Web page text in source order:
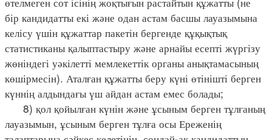
бір кандидатты екі және одан астам басшы лауазымына
келісу үшін құжаттар пакетін бергенде құқықтық
статистиканы қалыптастыру және арнайы есепті жүргізу
жөніндегі уәкілетті мемлекеттік органы анықтамасының
көшірмесін). Аталған құжатты беру күні өтінішті берген
күннің алдындағы үш айдан астам емес болады;
8) қол қойылған күнін және ұсыным берген тұлғаның
лауазымын, ұсыным берген тұлға осы Ереженің